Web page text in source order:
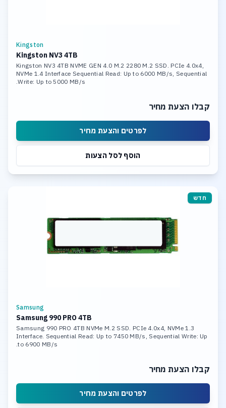
Kingston
Kingston NV3 4TB
Kingston NV3 4TB NVME GEN 4.0 M.2 2280 M.2 SSD. PCIe 4.0x4,
NVMe 1.4 Interface Sequential Read: Up to 6000 MB/s, Sequential
Write: Up to 5000 MB/s.
קבלו הצעת מחיר
לפרטים והצעת מחיר
הוסף לסל הצעות
חדש
Samsung
Samsung 990 PRO 4TB
Samsung 990 PRO 4TB NVMe M.2 SSD. PCIe 4.0x4, NVMe 1.3
Interface. Sequential Read: Up to 7450 MB/s, Sequential Write: Up
to 6900 MB/s.
קבלו הצעת מחיר
לפרטים והצעת מחיר